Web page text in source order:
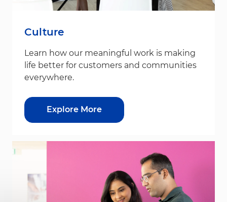
Culture
Learn how our meaningful work is making
life better for customers and communities
everywhere.
Explore More